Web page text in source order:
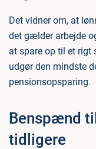
Det vidner om, at
det gælder arbejde
at spare op til et rigt
udgør den mindste
pensionsopsparing.
Benspænd
tidligere